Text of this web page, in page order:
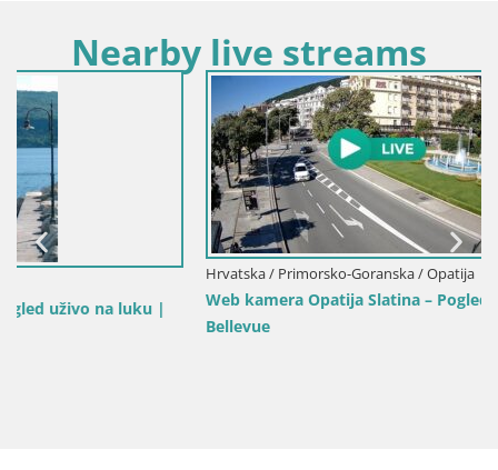
Nearby live streams
Hrvatska / Primorsko-Goranska / Opatija
Web kamera Opatija Slatina – Pogled uživo iz Hotela Palace